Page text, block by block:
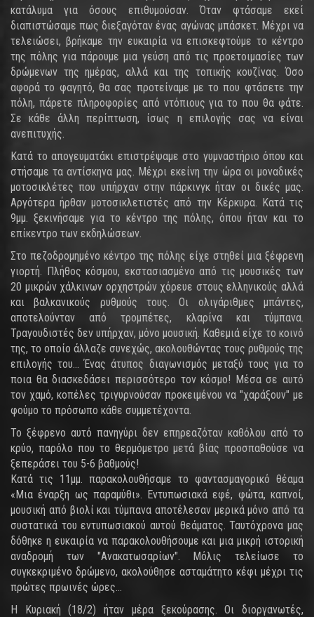
κατάλυμα για όσους επιθυμούσαν. Όταν φτάσαμε εκεί
διαπιστώσαμε πως διεξαγόταν ένας αγώνας μπάσκετ. Μέχρι να
τελειώσει, βρήκαμε την ευκαιρία να επισκεφτούμε το κέντρο
της πόλης για πάρουμε μια γεύση από τις προετοιμασίες των
δρώμενων της ημέρας, αλλά και της τοπικής κουζίνας. Όσο
αφορά το φαγητό, θα σας προτείναμε με το που φτάσετε την
πόλη, πάρετε πληροφορίες από ντόπιους για το που θα φάτε.
Σε κάθε άλλη περίπτωση, ίσως η επιλογής σας να είναι
ανεπιτυχής.
Κατά το απογευματάκι επιστρέψαμε στο γυμναστήριο όπου και
στήσαμε τα αντίσκηνα μας. Μέχρι εκείνη την ώρα οι μοναδικές
μοτοσικλέτες που υπήρχαν στην πάρκινγκ ήταν οι δικές μας.
Αργότερα ήρθαν μοτοσικλετιστές από την Κέρκυρα. Κατά τις
9μμ. ξεκινήσαμε για το κέντρο της πόλης, όπου ήταν και το
επίκεντρο των εκδηλώσεων.
Στο πεζοδρομημένο κέντρο της πόλης είχε στηθεί μια ξέφρενη
γιορτή. Πλήθος κόσμου, εκστασιασμένο από τις μουσικές των
20 μικρών χάλκινων ορχηστρών χόρευε στους ελληνικούς αλλά
και βαλκανικούς ρυθμούς τους. Οι ολιγάριθμες μπάντες,
αποτελούνταν από τρομπέτες, κλαρίνα και τύμπανα.
Τραγουδιστές δεν υπήρχαν, μόνο μουσική. Καθεμιά είχε το κοινό
της, το οποίο άλλαζε συνεχώς, ακολουθώντας τους ρυθμούς της
επιλογής του... Ένας άτυπος διαγωνισμός μεταξύ τους για το
ποια θα διασκεδάσει περισσότερο τον κόσμο! Μέσα σε αυτό
τον χαμό, κοπέλες τριγυρνούσαν προκειμένου να "χαράξουν" με
φούμο το πρόσωπο κάθε συμμετέχοντα.
Το ξέφρενο αυτό πανηγύρι δεν επηρεαζόταν καθόλου από το
κρύο, παρόλο που το θερμόμετρο μετά βίας προσπαθούσε να
ξεπεράσει του 5-6 βαθμούς!
Κατά τις 11μμ. παρακολουθήσαμε το φαντασμαγορικό θέαμα
«Μια έναρξη ως παραμύθι». Εντυπωσιακά εφέ, φώτα, καπνοί,
μουσική από βιολί και τύμπανα αποτέλεσαν μερικά μόνο από τα
συστατικά του εντυπωσιακού αυτού θεάματος. Ταυτόχρονα μας
δόθηκε η ευκαιρία να παρακολουθήσουμε και μια μικρή ιστορική
αναδρομή των "Ανακατωσαρίων". Μόλις τελείωσε το
συγκεκριμένο δρώμενο, ακολούθησε ασταμάτητο κέφι μέχρι τις
πρώτες πρωινές ώρες...
Η Κυριακή (18/2) ήταν μέρα ξεκούρασης. Οι διοργανωτές,